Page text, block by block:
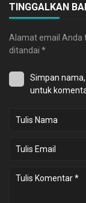
TINGGALKAN
Alamat email Anda
ditandai *
Simpan
untuk